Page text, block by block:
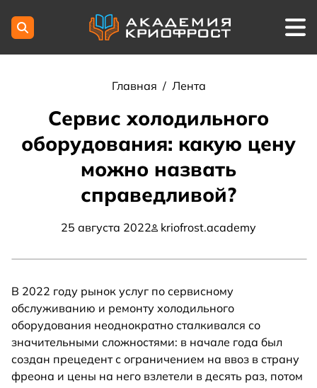
Главная / Лента
Сервис холодильного
оборудования: какую цену
можно назвать
справедливой?
25 августа 2022 kriofrost.academy
В 2022 году рынок услуг по сервисному
обслуживанию и ремонту холодильного
оборудования неоднократно сталкивался со
значительными сложностями: в начале года был
создан прецедент с ограничением на ввоз в страну
фреона и цены на него взлетели в десять раз, потом